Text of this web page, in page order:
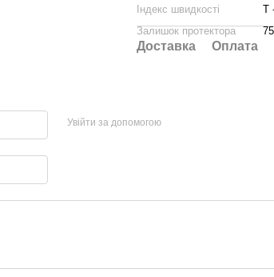
Індекс швидкості
Т
Залишок протектора
Доставка Оплата
Увійти за допомогою